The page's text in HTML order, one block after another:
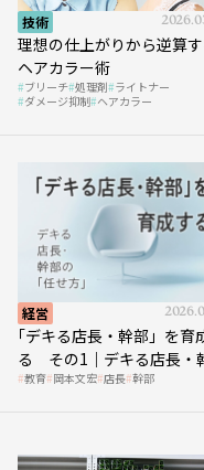
技術
理想の仕上がりから逆算
ヘアカラー術
ブリーチ 処理剤 ライトナー
ダメージ抑制 ヘアカラー
経営
｢デキる店長・幹部」を育
る その1｜デキる店長・
の「任せ方」
教育 岡本文宏 店長 幹部